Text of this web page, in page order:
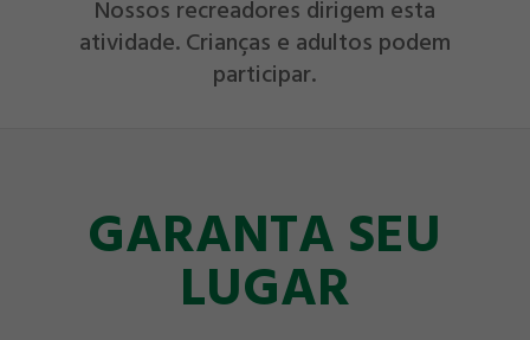
Nossos recreadores dirigem esta
atividade. Crianças e adultos podem
participar.
GARANTA SEU
LUGAR